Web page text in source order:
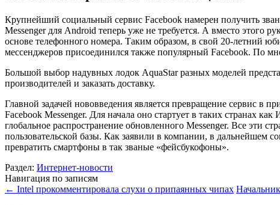
Крупнейший социальный сервис Facebook намерен получить
Messenger для Android теперь уже не требуется. А вместо этого
основе телефонного номера. Таким образом, в свой 20-летний
мессенджеров присоединился также популярный Facebook. По
Большой выбор надувных лодок AquaStar разных моделей
производителей и заказать доставку.
Главной задачей нововведения является превращение сервис
Facebook Messenger. Для начала оно стартует в таких странах
глобальное распространение обновленного Messenger. Все эти
пользовательской базы. Как заявили в компании, в дальнейшем
превратить смартфоны в так званые «фейсбукофоны».
Раздел: Интернет-новости
Навигация по записям
← Intel прокомментировала слухи о припаянных чипах